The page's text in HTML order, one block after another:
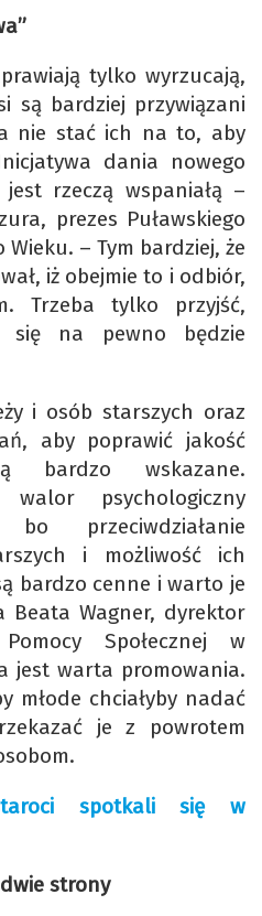
tylko wyrzucają,
są bardziej przywiązani
nie stać ich na to, aby
dania nowego
rzeczą wspaniałą –
prezes Puławskiego
– Tym bardziej, że
iż obejmie to i odbiór,
Trzeba tylko przyjść,
na pewno będzie
i osób starszych oraz
aby poprawić jakość
bardzo wskazane.
walor psychologiczny
przeciwdziałanie
i możliwość ich
bardzo cenne i warto je
Beata Wagner, dyrektor
Społecznej w
jest warta promowania.
młode chciałyby nadać
je z powrotem
spotkali się w
strony